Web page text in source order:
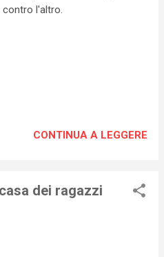
l'altro.
CONTINUA A LEGGERE
dei ragazzi